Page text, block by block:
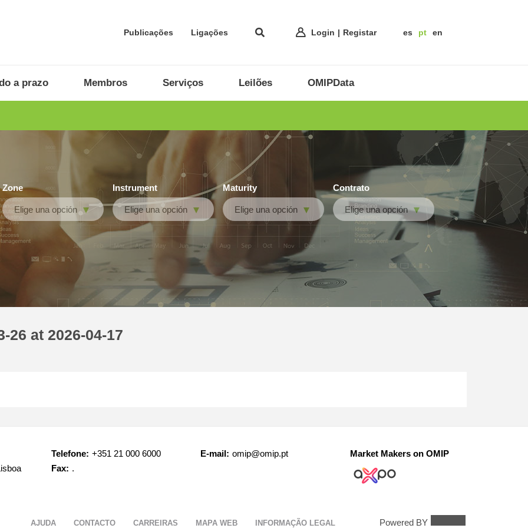
Publicações Ligações Login Registar es pt en
a prazo Membros Serviços Leilões OMIPData
Zone
Elige una opción
Instrument
Elige una opción
Maturity
Elige una opción
Contrato
Elige una opción
26 at 2026-04-17
Telefone: +351 21 000 6000
Fax: .
E-mail: omip@omip.pt Market Makers on OMIP
AJUDA CONTACTO CARREIRAS MAPA WEB INFORMAÇÃO LEGAL Powered BY